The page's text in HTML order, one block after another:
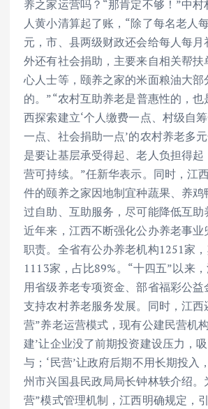
养之家运营吗？“那肯定不够！”中
人黄小清算起了账，“除了每名老人
元，市、县两级财政还会给每人每
外还有社会捐助，主要来自相关帮扶
心人士等，颐养之家的米面粮油大
的。”“农村互助养老是普惠性的，
西探索建立‘个人缴费一点、村级自
一点、社会捐助一点’的农村养老多
是要让基层承受得起、老人负担得起
营可持续。”任新华表示。同时，江
件的颐养之家因地制宜种蔬果、养鸡
过自助、互助服务，尽可能降低互助
近年来，江西不断强化公办养老事业
职责。全省有公办养老机构1251家
1113家，占比89%。“十四五”以来
用省级养老专项资金、部省福彩公益
支持农村养老服务发展。同时，江西
营”养老运营模式，现有公建民营机
建’让企业没了前期投资建设压力，
与；‘民营’让政府后期不用长期投入
州市兴国县民政局局长钟林轶介绍。
营”模式管理机制，江西明确规定，